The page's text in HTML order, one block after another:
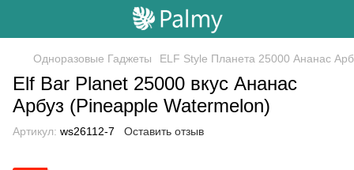
Одноразовые Гаджеты ELF Style Планета 25000 Ананас
Elf Bar Planet 25000 вкус Ананас
Арбуз (Pineapple Watermelon)
Артикул: ws26112-7 Оставить отзыв